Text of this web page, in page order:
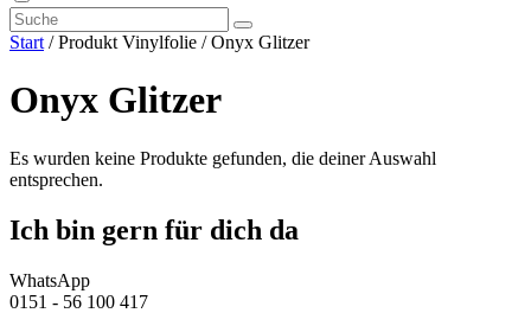
Start / Produkt Vinylfolie / Onyx Glitzer
Onyx Glitzer
Es wurden keine Produkte gefunden, die deiner Auswahl
entsprechen.
Ich bin gern für dich da
WhatsApp
0151 - 56 100 417